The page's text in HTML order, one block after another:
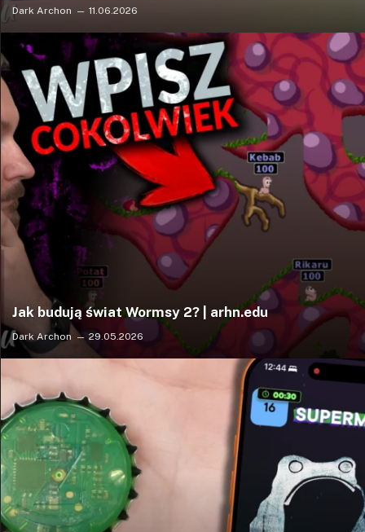
Dark Archon 11.06.2026
Jak budują świat Wormsy 2? | arhn.edu
Dark Archon 29.05.2026